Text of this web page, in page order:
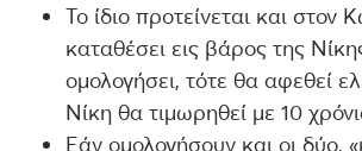
Το ίδιο προτείνεται και
καταθέσει εις βάρος της
ομολογήσει, τότε θα αφεθεί
Νίκη θα τιμωρηθεί με 10
Εάν ομολογήσουν και οι δύο,